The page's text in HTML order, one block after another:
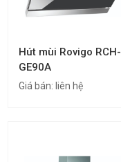
Hút mùi Rovigo RCH-
GE90A
Giá bán: liên hệ